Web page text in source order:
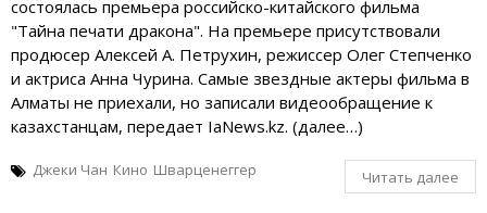
состоялась премьера российско-китайского фильма
"Тайна печати дракона". На премьере присутствовали
продюсер Алексей А. Петрухин, режиссер Олег Степченко
и актриса Анна Чурина. Самые звездные актеры фильма в
Алматы не приехали, но записали видеообращение к
казахстанцам, передает IaNews.kz. (далее…)
Джеки Чан Кино Шварценеггер Читать далее